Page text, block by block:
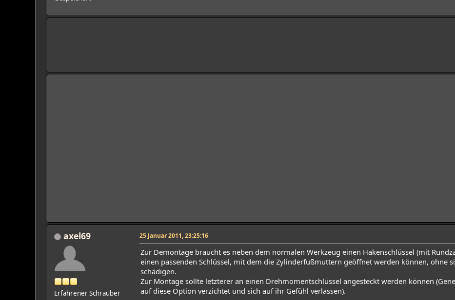
axel69
Erfahrener Schrauber
25 Januar 2011, 23:25:16
Zur Demontage braucht es neben dem normalen Werkzeug einen Hakenschlüssel (mit
einen passenden Schlüssel, mit dem die Zylinderfußmuttern geöffnet werden können, ohne
schädigen.
Zur Montage sollte letzterer an einen Drehmomentschlüssel angesteckt werden können
auf diese Option verzichtet und sich auf ihr Gefühl verlassen).